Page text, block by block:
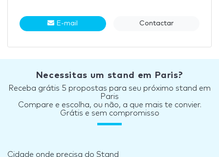
E-mail Contactar
Necessitas um stand em Paris?
Receba grátis 5 propostas para seu próximo stand em
Paris
Compare e escolha, ou não, a que mais te convier.
Grátis e sem compromisso
Cidade onde precisa do Stand